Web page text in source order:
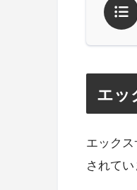
エッ
エック
されて